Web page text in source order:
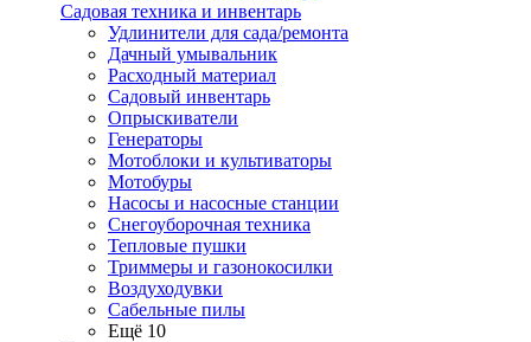
Садовая техника и инвентарь
Удлинители для сада/ремонта
Дачный умывальник
Расходный материал
Садовый инвентарь
Опрыскиватели
Генераторы
Мотоблоки и культиваторы
Мотобуры
Насосы и насосные станции
Снегоуборочная техника
Тепловые пушки
Триммеры и газонокосилки
Воздуходувки
Сабельные пилы
Ещё 10